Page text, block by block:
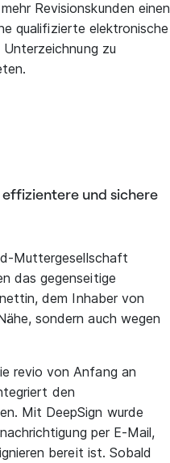
Revisionskunden einen
qualifizierte elektronische
zu
und sichere
Muttergesellschaft
das gegenseitige
dem Inhaber von
sondern auch wegen
revio von Anfang an
den
Mit DeepSign wurde
per E-Mail,
bereit ist. Sobald